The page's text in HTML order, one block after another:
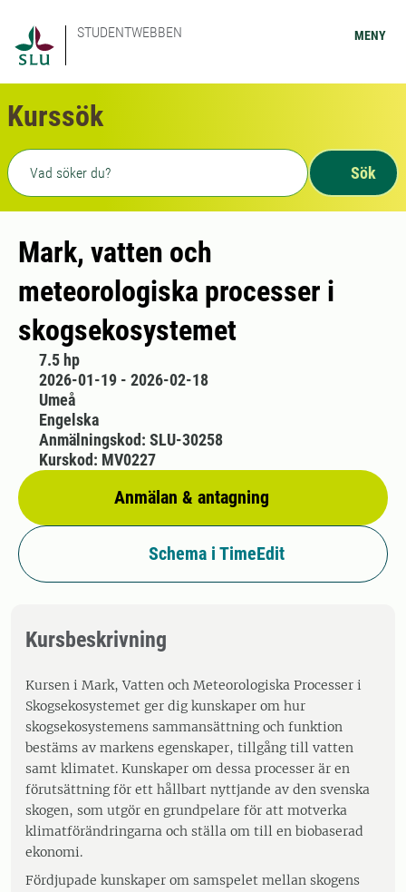
STUDENTWEBBEN MENY
Kurssök
Fritext sökning
Sök
Mark, vatten och
meteorologiska processer i
skogsekosystemet
7.5 hp
2026-01-19 - 2026-02-18
Umeå
Engelska
Anmälan & antagning
Anmälningskod: SLU-30258
Kurskod: MV0227
Schema i TimeEdit
Kursbeskrivning
Kursen i Mark, Vatten och Meteorologiska Processer i
Skogsekosystemet ger dig kunskaper om hur
skogsekosystemens sammansättning och funktion
bestäms av markens egenskaper, tillgång till vatten
samt klimatet. Kunskaper om dessa processer är en
förutsättning för ett hållbart nyttjande av den svenska
skogen, som utgör en grundpelare för att motverka
klimatförändringarna och ställa om till en biobaserad
ekonomi.
Fördjupade kunskaper om samspelet mellan skogens